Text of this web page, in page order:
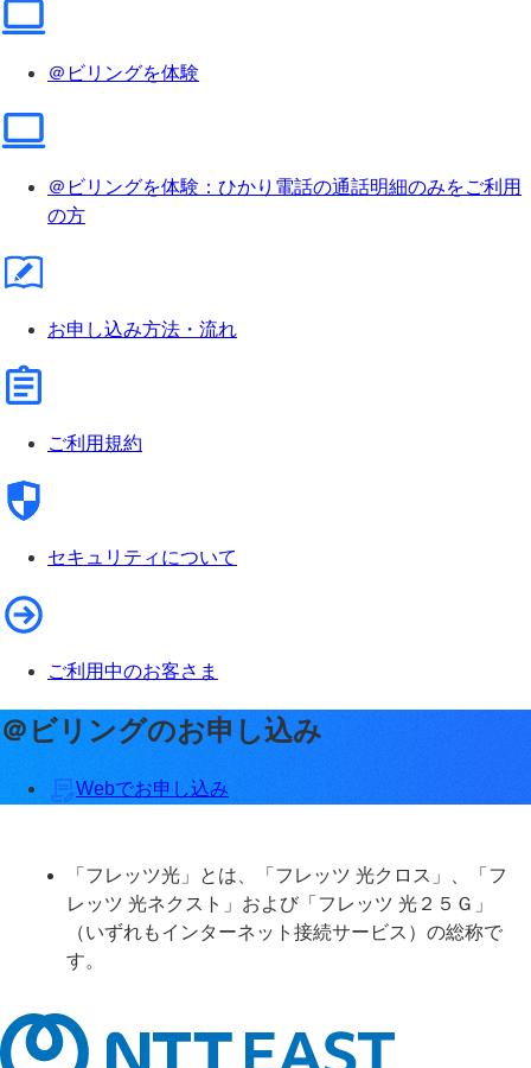
＠ビリングを体験
＠ビリングを体験：ひかり電話の通話明細のみをご利用
の方
お申し込み方法・流れ
ご利用規約
セキュリティについて
ご利用中のお客さま
＠ビリングのお申し込み
Webでお申し込み
「フレッツ光」とは、「フレッツ 光クロス」、「フ
レッツ 光ネクスト」および「フレッツ 光２５Ｇ」
（いずれもインターネット接続サービス）の総称で
す。